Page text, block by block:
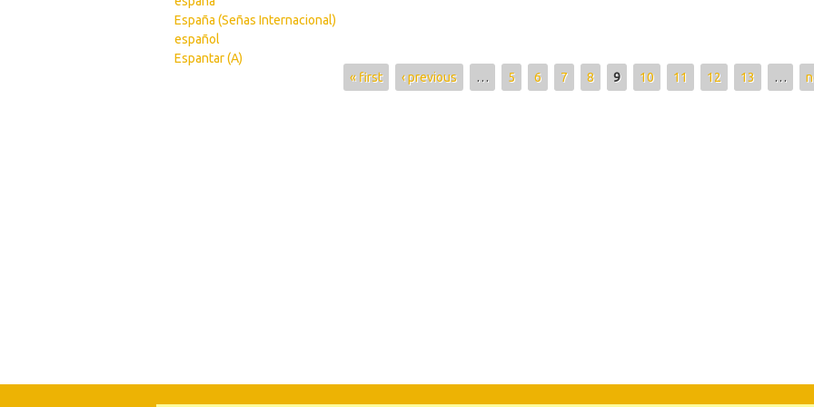
España (Señas Internacional)
español
Espantar (A)
« first ‹ previous … 5 6 7 8 9 10 11 12 13 …